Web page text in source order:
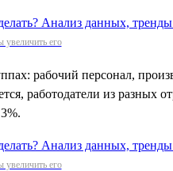
его
рабочий персонал,
работодатели из разных
его